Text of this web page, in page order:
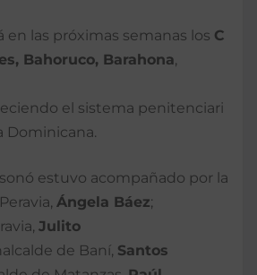
en las próximas semanas los C
Bahoruco, Barahona,
el sistema penitenciari
Dominicana.
estuvo acompañado por la
Ángela Báez;
Julito
de Baní, Santos